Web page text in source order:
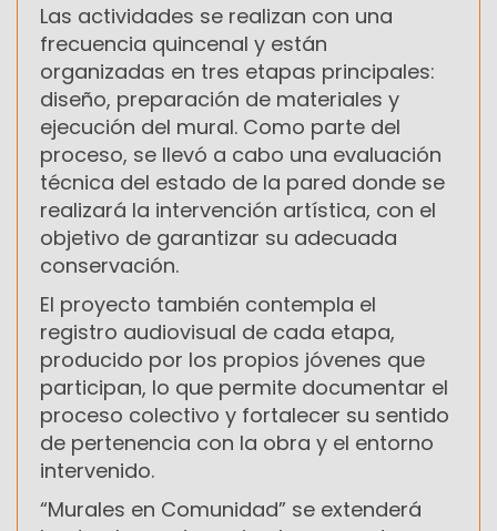
Las actividades se realizan con una
frecuencia quincenal y están
organizadas en tres etapas principales:
diseño, preparación de materiales y
ejecución del mural. Como parte del
proceso, se llevó a cabo una evaluación
técnica del estado de la pared donde se
realizará la intervención artística, con el
objetivo de garantizar su adecuada
conservación.
El proyecto también contempla el
registro audiovisual de cada etapa,
producido por los propios jóvenes que
participan, lo que permite documentar el
proceso colectivo y fortalecer su sentido
de pertenencia con la obra y el entorno
intervenido.
“Murales en Comunidad” se extenderá